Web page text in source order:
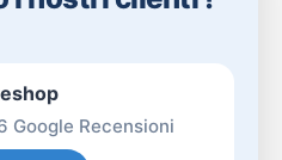
Google Recensioni